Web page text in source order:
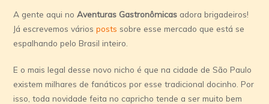
A gente aqui noAventuras Gastronômicas adora brigadeiros!
Já escrevemos váriosposts sobre esse mercado que está se
espalhando pelo Brasil inteiro.
E o mais legal desse novo nicho é que na cidade de São Paulo
existem milhares de fanáticos por esse tradicional docinho. Por
isso, toda novidade feita no capricho tende a ser muito bem